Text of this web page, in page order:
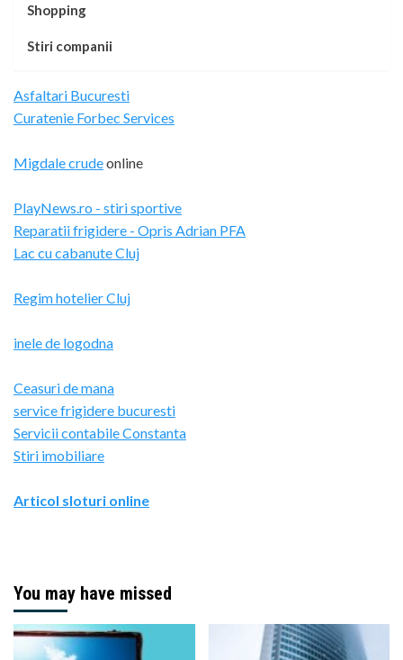
Shopping
Stiri companii
Asfaltari Bucuresti
Curatenie Forbec Services
Migdale crudeonline
PlayNews.ro - stiri sportive
Reparatii frigidere - Opris Adrian PFA
Lac cu cabanute Cluj
Regim hotelier Cluj
inele de logodna
Ceasuri de mana
service frigidere bucuresti
Servicii contabile Constanta
Stiri imobiliare
Articol sloturi online
You may have missed